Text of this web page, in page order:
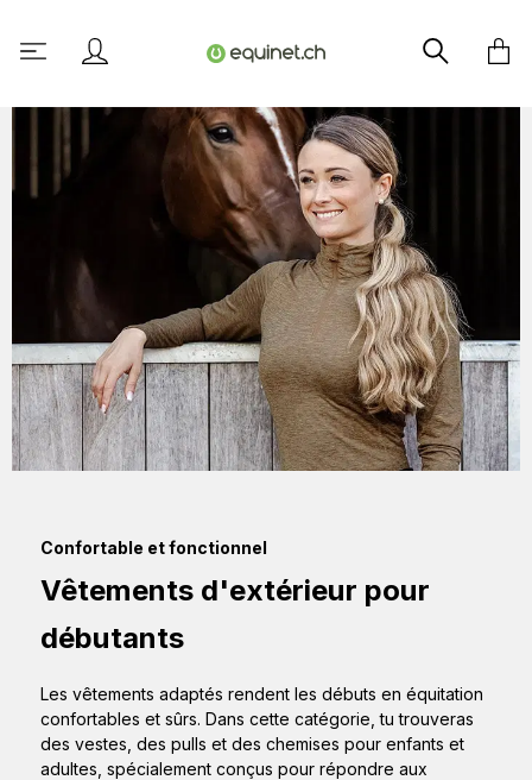
Confortable et fonctionnel
Vêtements d'extérieur pour
débutants
Les vêtements adaptés rendent les débuts en équitation
confortables et sûrs. Dans cette catégorie, tu trouveras
des vestes, des pulls et des chemises pour enfants et
adultes, spécialement conçus pour répondre aux